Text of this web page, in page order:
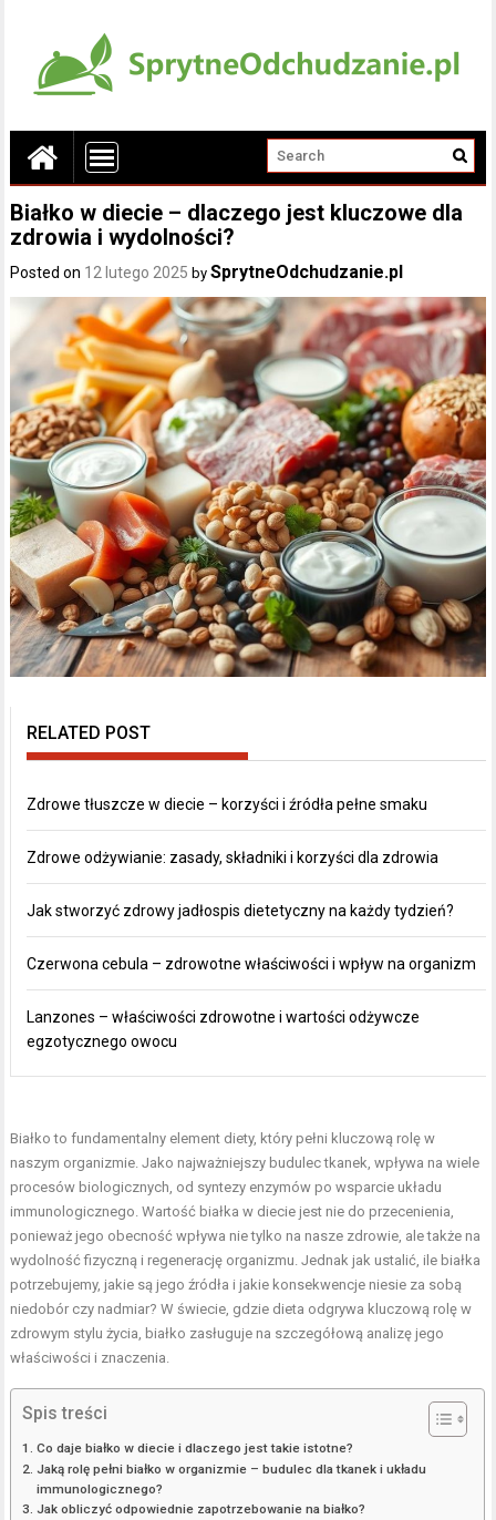
Białko w diecie – dlaczego jest kluczowe dla
zdrowia i wydolności?
Posted on 12 lutego 2025 bySprytneOdchudzanie.pl
RELATED POST
Zdrowe tłuszcze w diecie – korzyści i źródła pełne smaku
Zdrowe odżywianie: zasady, składniki i korzyści dla zdrowia
Jak stworzyć zdrowy jadłospis dietetyczny na każdy tydzień?
Czerwona cebula – zdrowotne właściwości i wpływ na organizm
Lanzones – właściwości zdrowotne i wartości odżywcze
egzotycznego owocu
Białko to fundamentalny element diety, który pełni kluczową rolę w
naszym organizmie. Jako najważniejszy budulec tkanek, wpływa na wiele
procesów biologicznych, od syntezy enzymów po wsparcie układu
immunologicznego. Wartość białka w diecie jest nie do przecenienia,
ponieważ jego obecność wpływa nie tylko na nasze zdrowie, ale także na
wydolność fizyczną i regenerację organizmu. Jednak jak ustalić, ile białka
potrzebujemy, jakie są jego źródła i jakie konsekwencje niesie za sobą
niedobór czy nadmiar? W świecie, gdzie dieta odgrywa kluczową rolę w
zdrowym stylu życia, białko zasługuje na szczegółową analizę jego
właściwości i znaczenia.
Spis treści
Co daje białko w diecie i dlaczego jest takie istotne?
Jaką rolę pełni białko w organizmie – budulec dla tkanek i układu
immunologicznego?
Jak obliczyć odpowiednie zapotrzebowanie na białko?